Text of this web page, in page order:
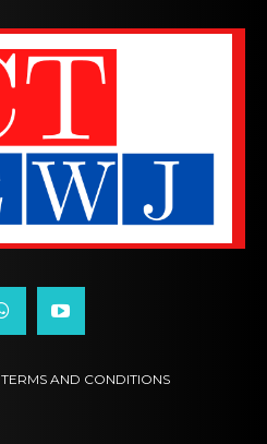
TERMS AND CONDITIONS